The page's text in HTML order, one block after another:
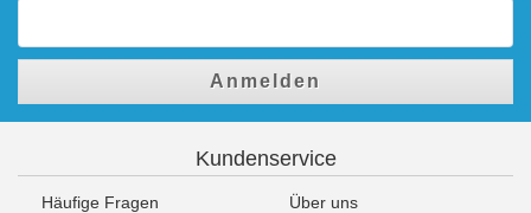
Anmelden
Kundenservice
Häufige Fragen
Über uns